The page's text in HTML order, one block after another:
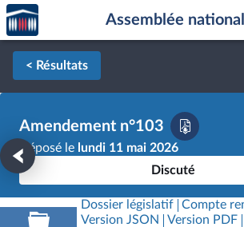
Aller au contenu
Aller en bas de la page
Accèder
à la
page
d'accueil
Assemblée
< Résultats
Amendement n°103
Déposé le lundi 11 mai 2026
Discuté
Dossier législatif Compte
Version JSON
Version PDF